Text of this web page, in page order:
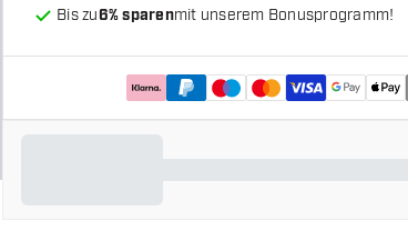
Bis zu6% sparenmit unserem Bonusprogramm!